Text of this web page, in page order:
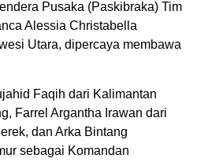
Pusaka (Paskibraka) Tim
Alessia Christabella
Utara, dipercaya membawa
Faqih dari Kalimantan
Farrel Argantha Irawan dari
dan Arka Bintang
sebagai Komandan